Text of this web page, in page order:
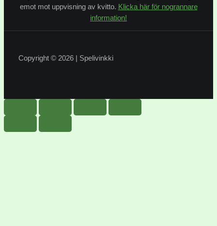
emot mot uppvisning av kvitto. Klicka här för nogrannare
information!
Copyright © 2026 | Spelivinkki